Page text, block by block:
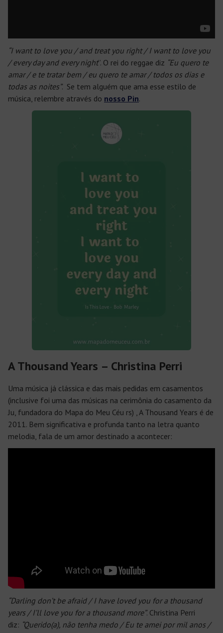
“I want to love you / and treat you right / I want to love you
/ every day and every night”. O rei do reggae diz “Eu quero te
amar / e te tratar bem / eu quero te amar / todos os dias e
todas as noites”. Se tem alguém que ama esse estilo de
música, relembre através do nosso Pin.
A Thousand Years – Christina Perri
Uma música já clássica e das mais pedidas em casamentos
(inclusive foi uma das músicas na cerimônia do casamento da
Ju, fundadora do Mapa do Meu Céu rs) ,A Thousand Years é de
2011. Bem significativa e profunda tanto na letra quanto
melodia, fala de um amor destinado a acontecer:
“Darling don’t be afraid / I have loved you for a thousand
years / I’ll love you for a thousand more”. Christina Perri
diz: “Querido(a), não tenha medo / Eu te amei por mil anos /